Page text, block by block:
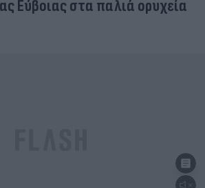
Εύβοιας στα παλιά ορυχεία